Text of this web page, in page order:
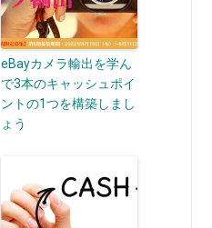
eBayカメラ輸出を学ん
で3本のキャッシュポイ
ントの1つを構築しまし
ょう